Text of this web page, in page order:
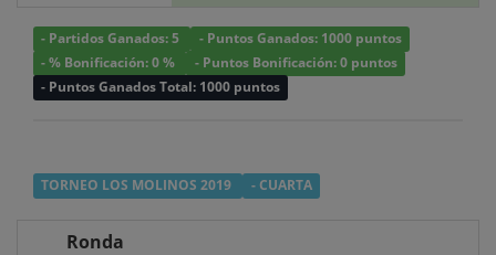
- Partidos Ganados: 5
- Puntos Ganados: 1000 puntos
- % Bonificación: 0 %
- Puntos Bonificación: 0 puntos
- Puntos Ganados Total: 1000 puntos
TORNEO LOS MOLINOS 2019 - CUARTA
Ronda